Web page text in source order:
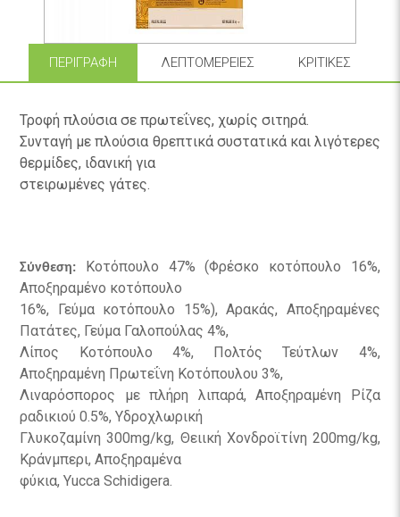
ΠΕΡΙΓΡΑΦΉ ΛΕΠΤΟΜΈΡΕΙΕΣ ΚΡΙΤΙΚΈΣ
Τροφή πλούσια σε πρωτεΐνες, χωρίς σιτηρά.
Συνταγή με πλούσια θρεπτικά συστατικά και λιγότερες
θερμίδες, ιδανική για
στειρωμένες γάτες.
Σύνθεση:
Κοτόπουλο 47% (Φρέσκο κοτόπουλο 16%,
Αποξηραμένο κοτόπουλο
16%, Γεύμα κοτόπουλο 15%), Αρακάς, Αποξηραμένες
Πατάτες, Γεύμα Γαλοπούλας 4%,
Λίπος Κοτόπουλο 4%, Πολτός Τεύτλων 4%,
Αποξηραμένη Πρωτεΐνη Κοτόπουλου 3%,
Λιναρόσπορος με πλήρη λιπαρά, Αποξηραμένη Ρίζα
ραδικιού 0.5%, Υδροχλωρική
Γλυκοζαμίνη 300mg/kg, Θειική Χονδροϊτίνη 200mg/kg,
Κράνμπερι, Αποξηραμένα
φύκια, Yucca Schidigera.